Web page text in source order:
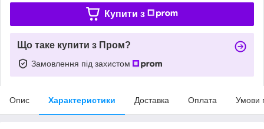
Купити з
Що таке купити з Пром?
Замовлення під захистом
Опис Характеристики Доставка Оплата Умови